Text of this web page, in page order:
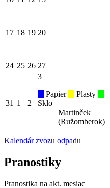
17 18 19 20
24 25 26 27
31 1 2
3
Papier
Plasty
Sklo
Martinček
(Ružomberok)
Kalendár zvozu odpadu
Pranostiky
Pranostika na akt. mesiac